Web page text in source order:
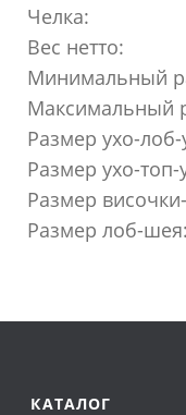
Челка:
Вес нетто:
Минимальный
Максимальный
Размер ухо-лоб-
Размер ухо-топ-
Размер
Размер лоб-шея:
КАТАЛОГ